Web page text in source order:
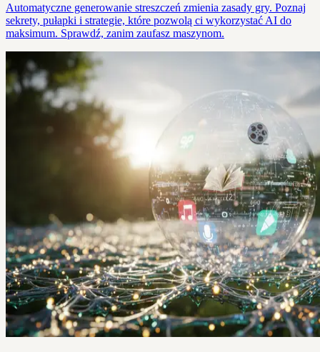
Automatyczne generowanie streszczeń zmienia zasady gry. Poznaj
sekrety, pułapki i strategie, które pozwolą ci wykorzystać AI do
maksimum. Sprawdź, zanim zaufasz maszynom.